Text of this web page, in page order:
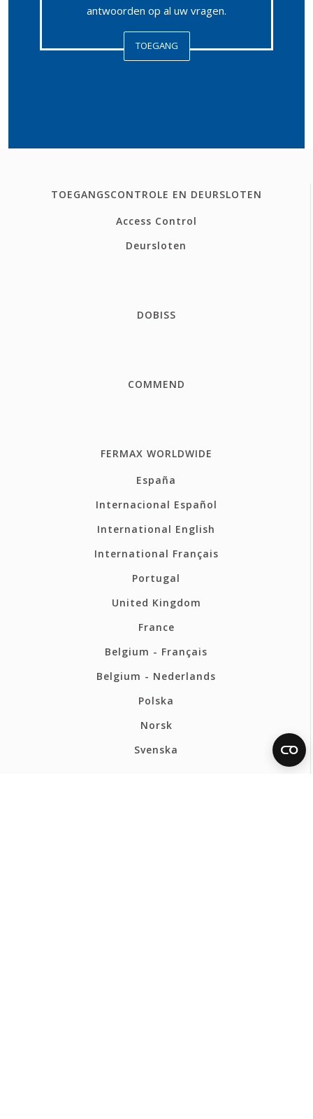
antwoorden op al uw vragen.
TOEGANG
TOEGANGSCONTROLE EN DEURSLOTEN
Access Control
Deursloten
DOBISS
COMMEND
FERMAX WORLDWIDE
España
Internacional Español
International English
International Français
Portugal
United Kingdom
France
Belgium - Français
Belgium - Nederlands
Polska
Norsk
Svenska